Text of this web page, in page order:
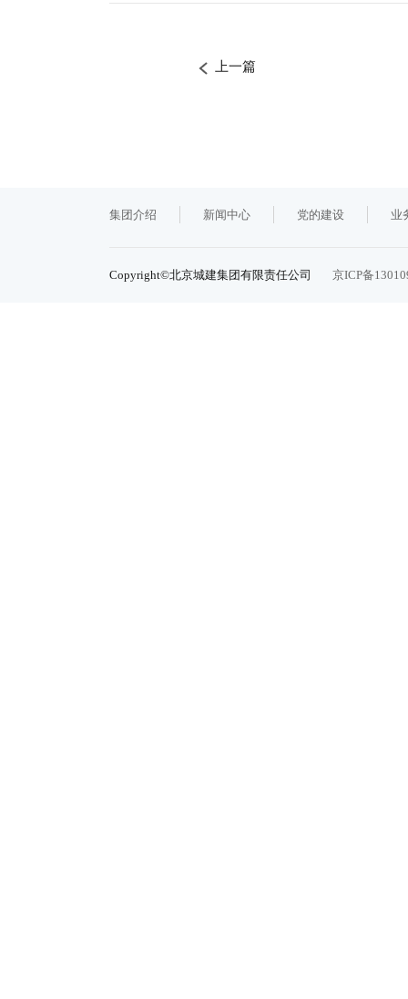
上一篇
集团介绍 新闻中心 党的建设 业
Copyright©北京城建集团有限责任公司 京ICP备